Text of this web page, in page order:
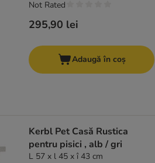
295,90 lei
Not Rated
Adaugă în coș
Kerbl Pet Casă Rustica
pentru pisici , alb / gri
L 57 x l 45 x î 43 cm